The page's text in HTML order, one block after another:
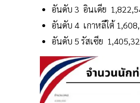
อันดับ 3 อินเดีย
อันดับ 4 เกาหลีใต้
อันดับ 5 รัสเซีย